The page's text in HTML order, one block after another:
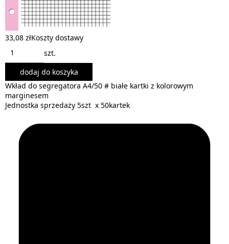
33,08 złKoszty dostawy
szt.
dodaj do koszyka
Wkład do segregatora A4/50 # białe kartki z kolorowym
marginesem
Jednostka sprzedaży 5szt x 50kartek